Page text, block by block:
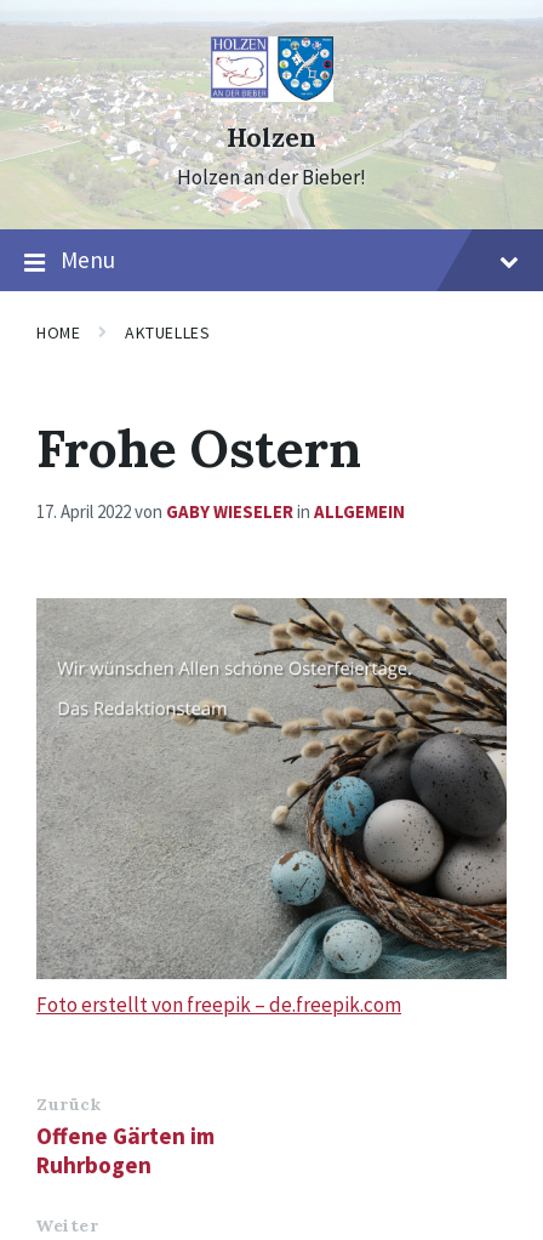
to
content
to
navigation
to
footer
Holzen
Holzen an der Bieber!
Menu
HOME AKTUELLES
Frohe Ostern
17. April 2022von GABY WIESELERin ALLGEMEIN
Foto erstellt von freepik – de.freepik.com
Zurück
Offene Gärten im
Ruhrbogen
Weiter